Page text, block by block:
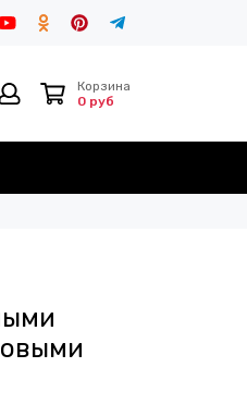
Корзина
0 руб